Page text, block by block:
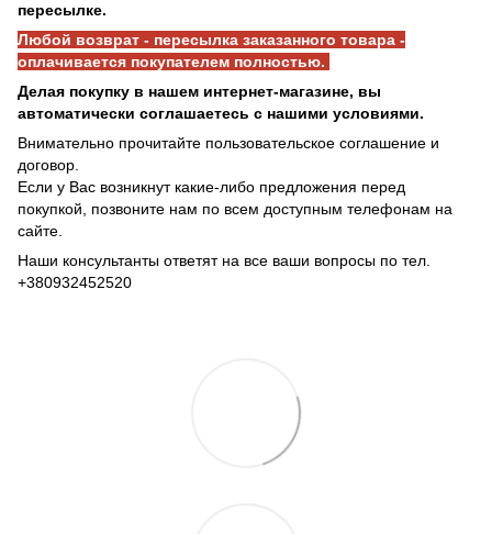
пересылке.
Любой возврат - пересылка заказанного товара -
оплачивается покупателем полностью.
Делая покупку в нашем интернет-магазине, вы
автоматически соглашаетесь с нашими условиями.
Внимательно прочитайте пользовательское соглашение и
договор.
Если у Вас возникнут какие-либо предложения перед
покупкой, позвоните нам по всем доступным телефонам на
сайте.
Наши консультанты ответят на все ваши вопросы по тел.
+380932452520